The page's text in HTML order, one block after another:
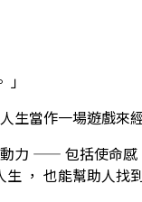
當作一場遊戲
力 —— 包括使命
， 也能幫助人找